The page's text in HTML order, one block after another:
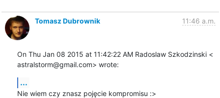
Tomasz Dubrownik 11:46 a.m.
On Thu Jan 08 2015 at 11:42:22 AM Radoslaw Szkodzinski <
astralstorm@gmail.com> wrote:
...
Nie wiem czy znasz pojęcie kompromisu :>